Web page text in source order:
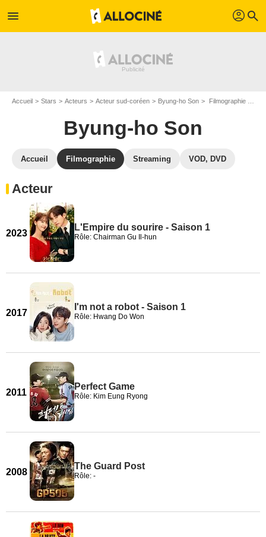
menu profil search
Accueil Stars Acteurs Acteur sud-coréen Byung-ho Son Filmographie Byung-ho Son
Byung-ho Son
Accueil Filmographie Streaming VOD, DVD
Acteur
2023
L'Empire du sourire - Saison 1
Rôle: Chairman Gu Il-hun
2017
I'm not a robot - Saison 1
Rôle: Hwang Do Won
2011
Perfect Game
Rôle: Kim Eung Ryong
2008
The Guard Post
Rôle: -